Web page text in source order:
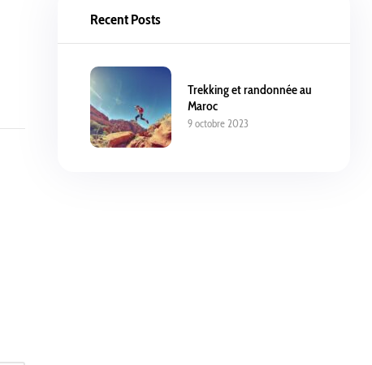
Recent Posts
Trekking et randonnée au
Maroc
9 octobre 2023